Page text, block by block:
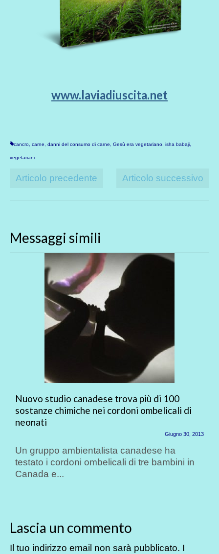
www.laviadiuscita.net
cancro carne danni del consumo di carne Gesù era vegetariano isha babaji
vegetariani
Articolo precedente Articolo successivo
Messaggi simili
di 100
di
ha
bambini in
FARMACI CHE UCCIDONO
certi farmaci, anche da banco,
Lascia un commento
Il tuo indirizzo email non sarà pubblicato. I